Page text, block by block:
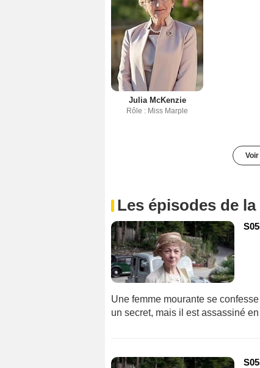
Julia McKenzie
Rôle : Miss Marple
Les épisodes de
Une femme mourante se
un secret, mais il est assassiné